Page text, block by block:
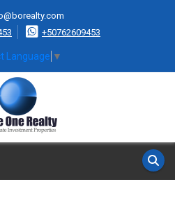
+50762609453
Language ▼